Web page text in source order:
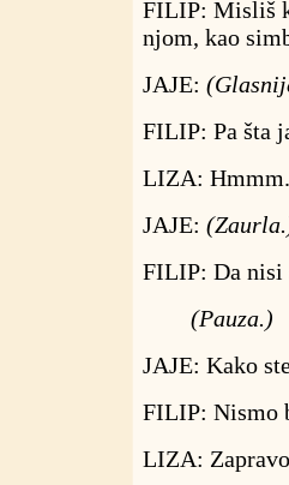
FILIP: Misliš
njom, kao
JAJE:
FILIP: Pa šta
LIZA:
JAJE:
FILIP: Da nisi
(Pauza.)
JAJE: Kako
FILIP: Nismo
LIZA: